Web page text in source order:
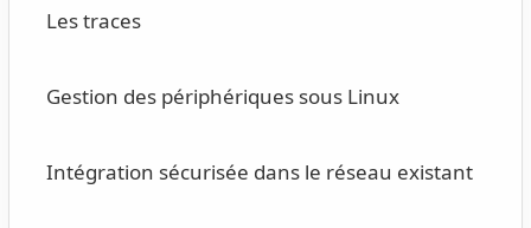
Les traces
Gestion des périphériques sous Linux
Intégration sécurisée dans le réseau existant